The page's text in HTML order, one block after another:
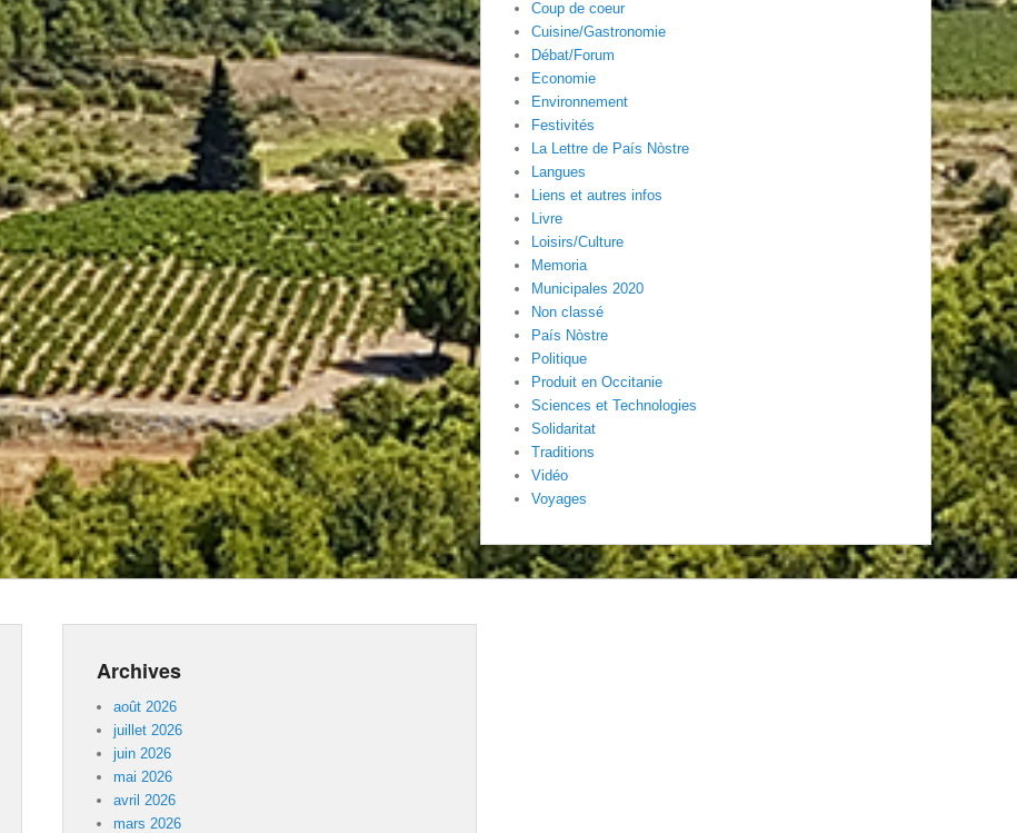
Coup de coeur
Cuisine/Gastronomie
Débat/Forum
Economie
Environnement
Festivités
La Lettre de País Nòstre
Langues
Liens et autres infos
Livre
Loisirs/Culture
Memoria
Municipales 2020
Non classé
País Nòstre
Politique
Produit en Occitanie
Sciences et Technologies
Solidaritat
Traditions
Vidéo
Voyages
Archives
août 2026
juillet 2026
juin 2026
mai 2026
avril 2026
mars 2026